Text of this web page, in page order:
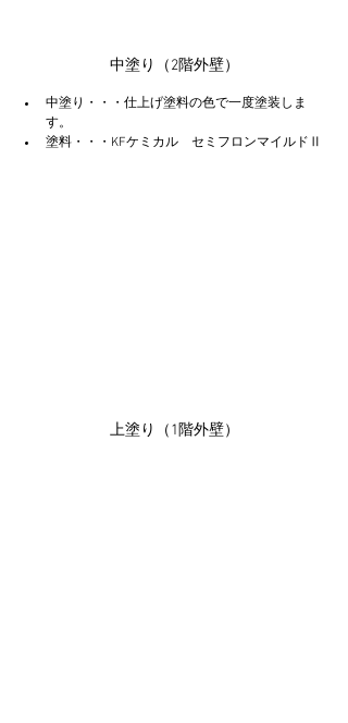
中塗り（2階外壁）
中塗り・・・仕上げ塗料の色で一度塗装しま
す。
塗料・・・KFケミカル　セミフロンマイルドⅡ
上塗り（1階外壁）